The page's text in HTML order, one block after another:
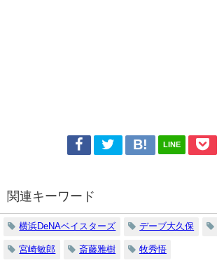
LINE
関連キーワード
横浜DeNAベイスターズ デーブ大久保
宮崎敏郎 斎藤雅樹 牧秀悟